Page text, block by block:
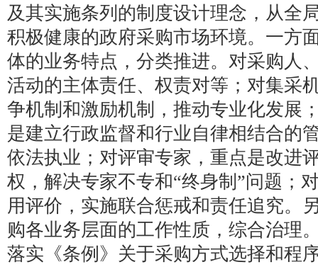
及其实施条列的制度设计理念，从全
积极健康的政府采购市场环境。一方
体的业务特点，分类推进。对采购人
活动的主体责任、权责对等；对集采
争机制和激励机制，推动专业化发展
是建立行政监督和行业自律相结合的
依法执业；对评审专家，重点是改进
权，解决专家不专和“终身制”问题；
用评价，实施联合惩戒和责任追究。
购各业务层面的工作性质，综合治理
落实《条例》关于采购方式选择和程